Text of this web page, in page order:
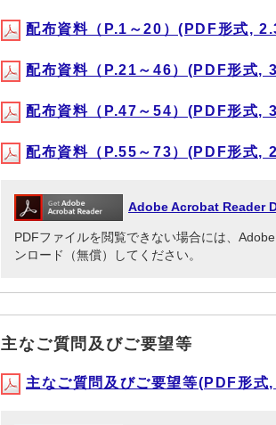
配布資料（P.1～20）(PDF形式,
配布資料（P.21～46）(PDF形式,
配布資料（P.47～54）(PDF形式,
配布資料（P.55～73）(PDF形式,
Adobe Acrobat Reader
PDFファイルを閲覧できない場合には、
ンロード（無償）してください。
主なご質問及びご要望等
主なご質問及びご要望等(PDF形